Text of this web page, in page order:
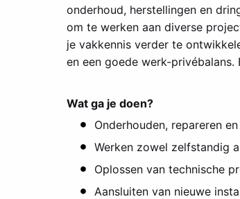
onderhoud, herstellingen en
om te werken aan diverse
je vakkennis verder te
en een goede werk-
Wat ga je doen?
Onderhouden, repareren
Werken zowel zelfstandig
Oplossen van technische
Aansluiten van nieuwe